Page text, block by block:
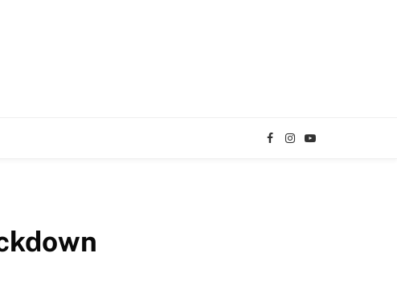
Facebook
Instagram
YouTube